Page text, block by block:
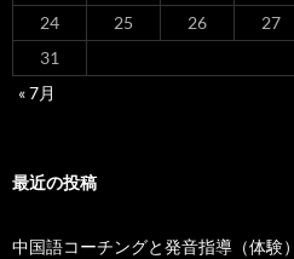
24
25 26 27
31
« 7月
最近の投稿
中国語コーチングと発音指導（体験）